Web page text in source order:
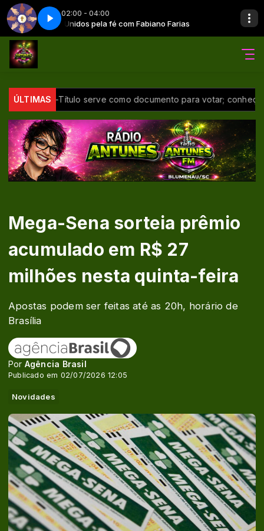
02:00 - 04:00
Unidos pela fé com Fabiano Farias
Unidos pela fé - Parte 3
ÚLTIMAS
E-Título serve como documento para votar; conheça
Mega-Sena sorteia prêmio
acumulado em R$ 27
milhões nesta quinta-feira
Apostas podem ser feitas até as 20h, horário de
Brasília
Por Agência Brasil
Publicado em 02/07/2026 12:05
Novidades